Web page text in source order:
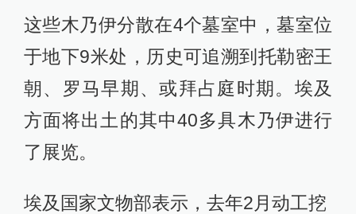
这些木乃伊分散在4个墓室中，墓室位
于地下9米处，历史可追溯到托勒密王
朝、罗马早期、或拜占庭时期。埃及
方面将出土的其中40多具木乃伊进行
了展览。
埃及国家文物部表示，去年2月动工挖